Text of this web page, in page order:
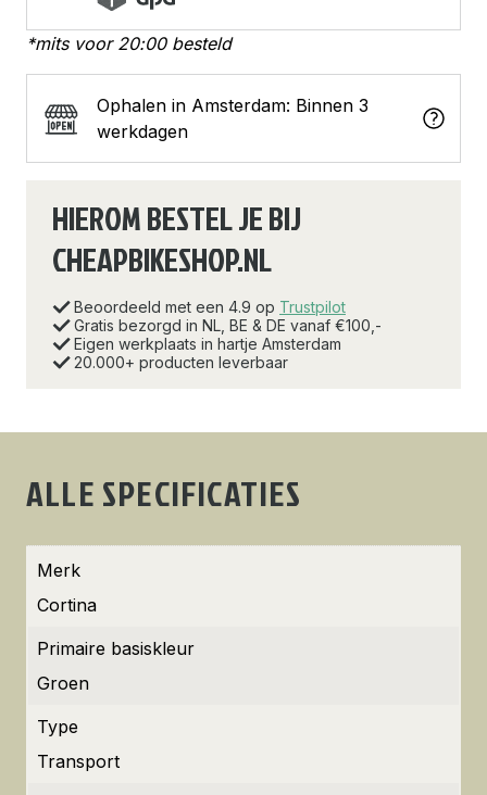
*mits voor 20:00 besteld
Ophalen in Amsterdam: Binnen 3
werkdagen
HIEROM BESTEL JE BIJ
CHEAPBIKESHOP.NL
Beoordeeld met een 4.9 op Trustpilot
Gratis bezorgd in NL, BE & DE vanaf €100,-
Eigen werkplaats in hartje Amsterdam
20.000+ producten leverbaar
ALLE SPECIFICATIES
Merk
Cortina
Primaire basiskleur
Groen
Type
Transport